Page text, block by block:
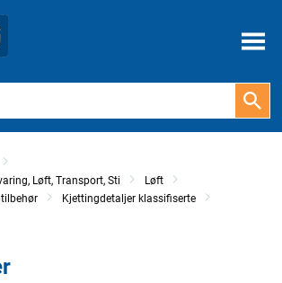
Meny
Løft, Transport, Sti
Løft
Kjettingdetaljer klassifiserte